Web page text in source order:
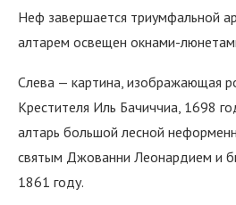
Неф завершается триумфальной
алтарем освещен окнами-
Слева — картина, изображающая
Крестителя Иль Бачиччиа, 1698
алтарь большой лесной
святым Джованни Леонардием и
1861 году.